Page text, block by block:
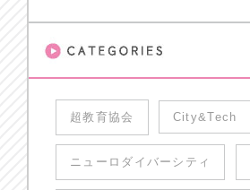
超教育協会 City&Tech
ニューロダイバーシティ